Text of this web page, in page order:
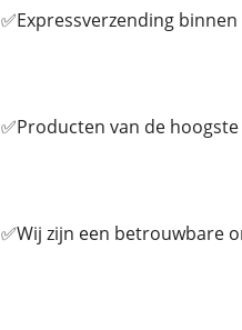
✅Expressverzending
✅Producten van de
✅Wij zijn een betrouwbare